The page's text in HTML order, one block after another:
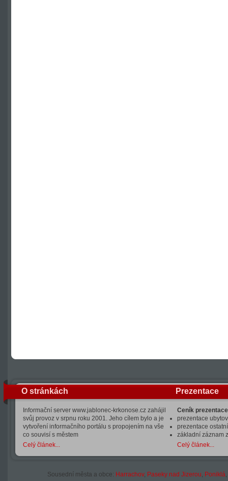
O stránkách
Informační server www.jablonec-krkonose.cz zahájil
svůj provoz v srpnu roku 2001. Jeho cílem bylo a je
vytvoření informačního portálu s propojením na vše
co souvisí s městem
Celý článek...
Prezentace
Ceník
prezentace
prezentace
základní záznam
Celý článek...
Sousední města a obce: Harrachov, Paseky nad Jizerou, Poniklá,